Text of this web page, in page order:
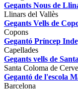
Gegants Nous de
Llinars del Vallès
Gegants Vells de
Copons
Gegantó Príncep
Capellades
Gegants vells de
Santa Coloma de
Gegantó de l'escola
Barcelona